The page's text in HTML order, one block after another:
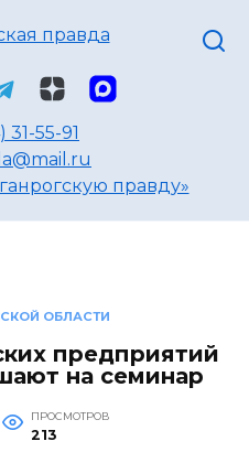
31-55-91
правду»
ОБЛАСТИ
предприятий
на семинар
ПРОСМОТРОВ
213